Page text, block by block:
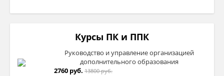
Курсы ПК и ППК
Руководство и управление организацией
дополнительного образования
2760 руб. 13800 руб.